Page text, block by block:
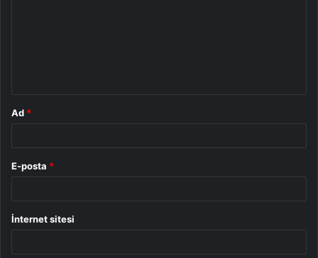
Ad *
E-posta *
İnternet sitesi